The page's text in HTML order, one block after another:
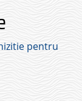
pentru